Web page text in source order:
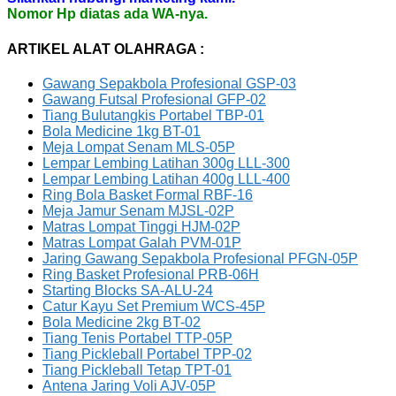
Nomor Hp diatas ada WA-nya.
ARTIKEL ALAT OLAHRAGA :
Gawang Sepakbola Profesional GSP-03
Gawang Futsal Profesional GFP-02
Tiang Bulutangkis Portabel TBP-01
Bola Medicine 1kg BT-01
Meja Lompat Senam MLS-05P
Lempar Lembing Latihan 300g LLL-300
Lempar Lembing Latihan 400g LLL-400
Ring Bola Basket Formal RBF-16
Meja Jamur Senam MJSL-02P
Matras Lompat Tinggi HJM-02P
Matras Lompat Galah PVM-01P
Jaring Gawang Sepakbola Profesional PFGN-05P
Ring Basket Profesional PRB-06H
Starting Blocks SA-ALU-24
Catur Kayu Set Premium WCS-45P
Bola Medicine 2kg BT-02
Tiang Tenis Portabel TTP-05P
Tiang Pickleball Portabel TPP-02
Tiang Pickleball Tetap TPT-01
Antena Jaring Voli AJV-05P